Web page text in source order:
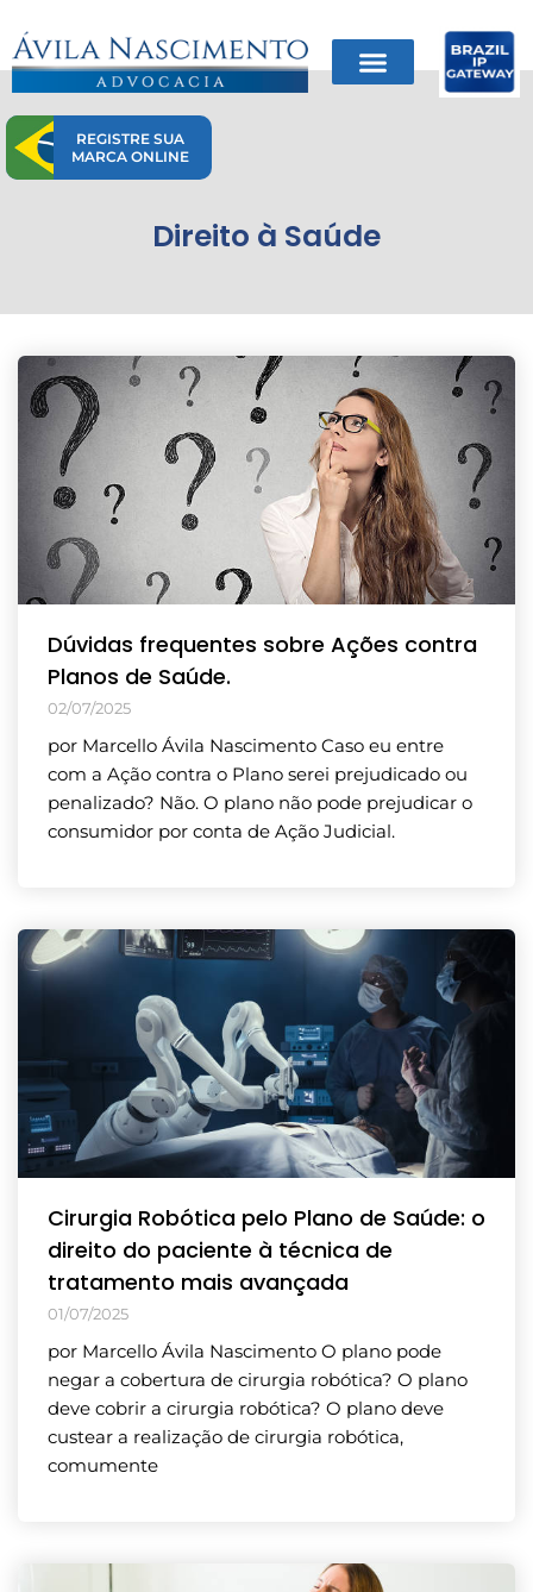
para
conteúdo
REGISTRE SUA
MARCA ONLINE
Direito à Saúde
Dúvidas frequentes sobre Ações contra
Planos de Saúde.
02/07/2025
por Marcello Ávila Nascimento Caso eu entre
com a Ação contra o Plano serei prejudicado ou
penalizado? Não. O plano não pode prejudicar o
consumidor por conta de Ação Judicial.
Cirurgia Robótica pelo Plano de Saúde: o
direito do paciente à técnica de
tratamento mais avançada
01/07/2025
por Marcello Ávila Nascimento O plano pode
negar a cobertura de cirurgia robótica? O plano
deve cobrir a cirurgia robótica? O plano deve
custear a realização de cirurgia robótica,
comumente